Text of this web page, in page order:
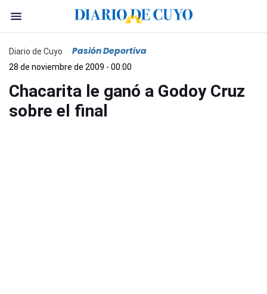
Diario de Cuyo Pasión Deportiva
28 de noviembre de 2009 - 00:00
Chacarita le ganó a Godoy Cruz
sobre el final